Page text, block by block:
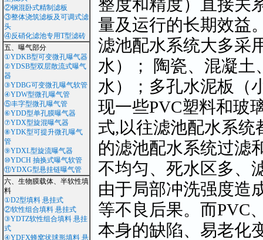
②钢混卧式精制滤板
③整体浇筑滤板及可调式滤
头
④反硝化滤池专用T型滤砖
五、曝气部分
①YDKB型可变微孔曝气器
②YDSB型双层散流式曝气
器
③YDBG可变微孔曝气软管
④YDW型微孔曝气管
⑤丰字型微孔曝气管
⑥YDD型单孔膜曝气器
⑦YDX型旋混曝气器
⑧YDK型可提升微孔曝气
管
⑨YDXL型旋流曝气器
⑩YDCH 抽换式曝气软管
⑪YDXG型悬挂链曝气管
六、生物膜载体、半软性填
料
①D2型填料 悬挂式
②软性组合填料 悬挂式
③YDTZ软性组合填料 悬挂
式
④YDFX蜂窝状球形填料 悬
整度和精度）直接关
量及运行的长期效益
滤池配水系统大多采
水）； 陶瓷、混凝
水）；多孔水泥板（
现一些PVC塑料和玻
式,以往滤池配水系
的滤池配水系统过滤
不均匀、死水区多、
由于局部冲洗强度造
等不良后果。而PVC
本身的缺陷、易老化